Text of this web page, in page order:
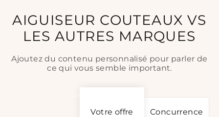
AIGUISEUR COUTEAUX VS
LES AUTRES MARQUES
Ajoutez du contenu personnalisé pour parler de
ce qui vous semble important.
Votre offre Concurrence